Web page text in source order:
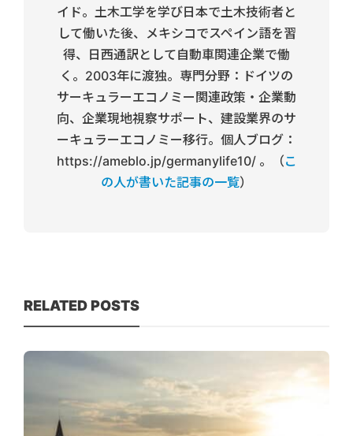
イド。土木工学を学び日本で土木技術者と
して働いた後、メキシコでスペイン語を習
得、日西通訳として自動車関連企業で働
く。2003年に渡独。専門分野：ドイツの
サーキュラーエコノミー関連政策・企業動
向、企業現地視察サポート、建設業界のサ
ーキュラーエコノミー移行。個人ブログ：
https://ameblo.jp/germanylife10/ 。（こ
の人が書いた記事の一覧）
RELATED POSTS